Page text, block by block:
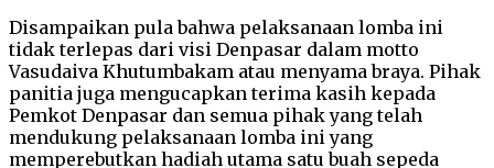
Disampaikan pula bahwa pelaksanaan lomba ini
tidak terlepas dari visi Denpasar dalam motto
Vasudaiva Khutumbakam atau menyama braya. Pihak
panitia juga mengucapkan terima kasih kepada
Pemkot Denpasar dan semua pihak yang telah
mendukung pelaksanaan lomba ini yang
memperebutkan hadiah utama satu buah sepeda